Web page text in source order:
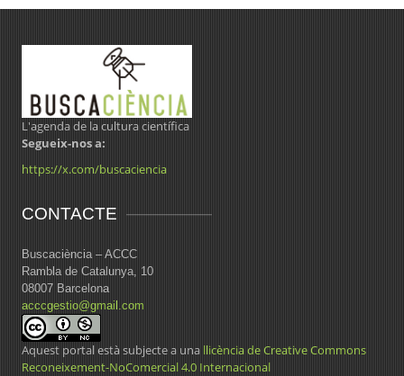
L'agenda de la cultura científica
Segueix-nos a:
https://x.com/buscaciencia
CONTACTE
Buscaciència – ACCC
Rambla de Catalunya, 10
08007 Barcelona
acccgestio@gmail.com
Aquest portal està subjecte a una llicència de Creative Commons
Reconeixement-NoComercial 4.0 Internacional